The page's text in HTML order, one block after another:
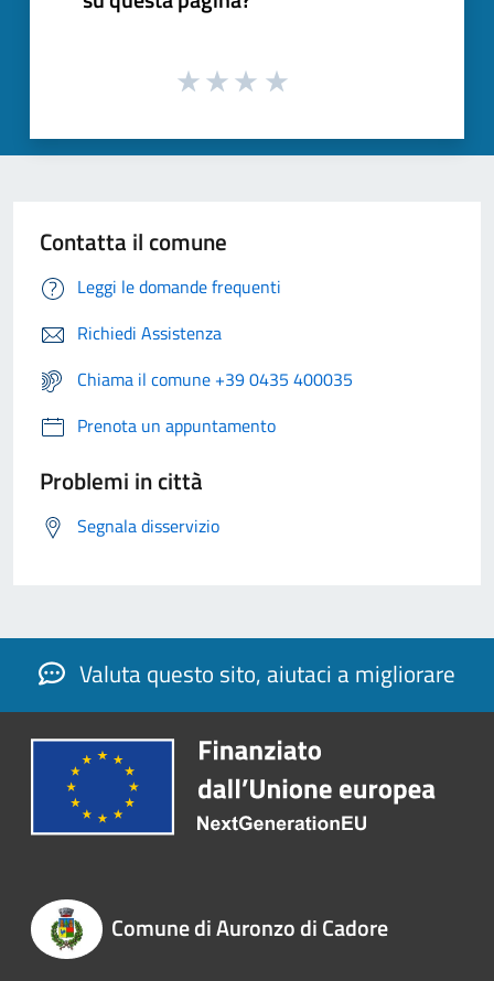
Contatta il comune
Leggi le domande frequenti
Richiedi Assistenza
Chiama il comune +39 0435 400035
Prenota un appuntamento
Problemi in città
Segnala disservizio
Valuta questo sito, aiutaci a migliorare
Comune di Auronzo di Cadore